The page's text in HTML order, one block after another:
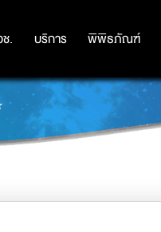
. บริการ พิพิธภัณฑ์
. บริการ พิพิธภัณฑ์